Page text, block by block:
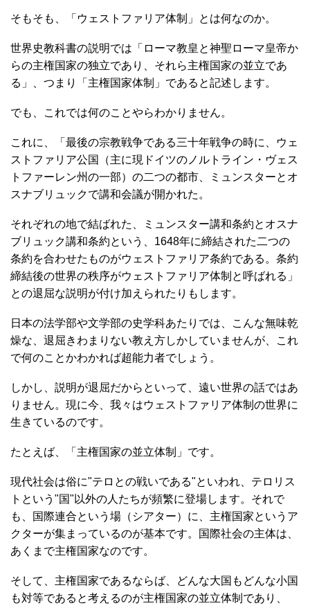
そもそも、「ウェストファリア体制」とは何なのか。
世界史教科書の説明では「ローマ教皇と神聖ローマ皇帝か
らの主権国家の独立であり、それら主権国家の並立であ
る」、つまり「主権国家体制」であると記述します。
でも、これでは何のことやらわかりません。
これに、「最後の宗教戦争である三十年戦争の時に、ウェ
ストファリア公国（主に現ドイツのノルトライン・ヴェス
トファーレン州の一部）の二つの都市、ミュンスターとオ
スナブリュックで講和会議が開かれた。
それぞれの地で結ばれた、ミュンスター講和条約とオスナ
ブリュック講和条約という、1648年に締結された二つの
条約を合わせたものがウェストファリア条約である。条約
締結後の世界の秩序がウェストファリア体制と呼ばれる」
との退屈な説明が付け加えられたりもします。
日本の法学部や文学部の史学科あたりでは、こんな無味乾
燥な、退屈きわまりない教え方しかしていませんが、これ
で何のことかわかれば超能力者でしょう。
しかし、説明が退屈だからといって、遠い世界の話ではあ
りません。現に今、我々はウェストファリア体制の世界に
生きているのです。
たとえば、「主権国家の並立体制」です。
現代社会は俗に"テロとの戦いである"といわれ、テロリス
トという"国"以外の人たちが頻繁に登場します。それで
も、国際連合という場（シアター）に、主権国家というア
クターが集まっているのが基本です。国際社会の主体は、
あくまで主権国家なのです。
そして、主権国家であるならば、どんな大国もどんな小国
も対等であると考えるのが主権国家の並立体制であり、